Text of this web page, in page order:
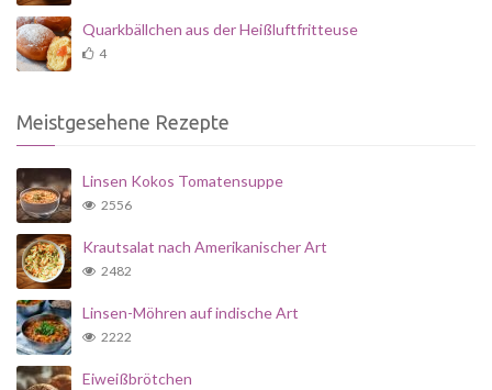
Quarkbällchen aus der Heißluftfritteuse
4
Meistgesehene Rezepte
Linsen Kokos Tomatensuppe
2556
Krautsalat nach Amerikanischer Art
2482
Linsen-Möhren auf indische Art
2222
Eiweißbrötchen